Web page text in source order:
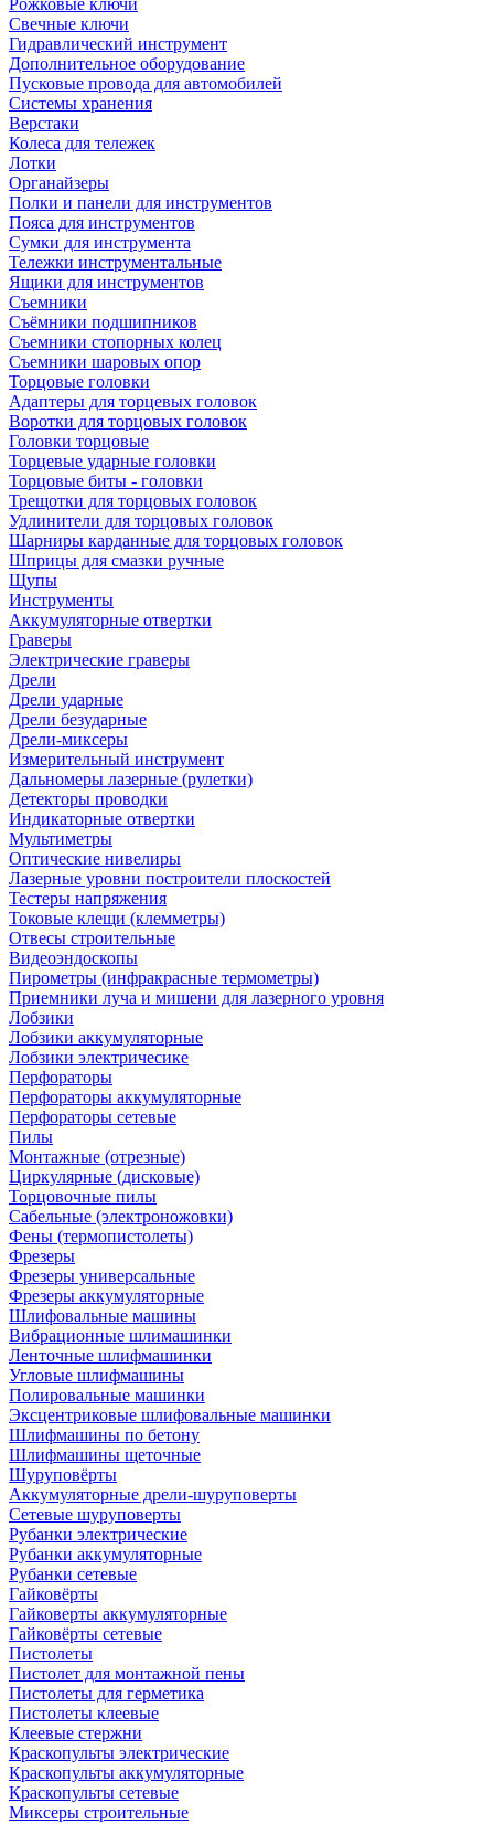
Рожковые ключи
Свечные ключи
Гидравлический инструмент
Дополнительное оборудование
Пусковые провода для автомобилей
Системы хранения
Верстаки
Колеса для тележек
Лотки
Органайзеры
Полки и панели для инструментов
Пояса для инструментов
Сумки для инструмента
Тележки инструментальные
Ящики для инструментов
Съемники
Съёмники подшипников
Съемники стопорных колец
Съемники шаровых опор
Торцовые головки
Адаптеры для торцевых головок
Воротки для торцовых головок
Головки торцовые
Торцевые ударные головки
Торцовые биты - головки
Трещотки для торцовых головок
Удлинители для торцовых головок
Шарниры карданные для торцовых головок
Шприцы для смазки ручные
Щупы
Инструменты
Аккумуляторные отвертки
Граверы
Электрические граверы
Дрели
Дрели ударные
Дрели безударные
Дрели-миксеры
Измерительный инструмент
Дальномеры лазерные (рулетки)
Детекторы проводки
Индикаторные отвертки
Мультиметры
Оптические нивелиры
Лазерные уровни построители плоскостей
Тестеры напряжения
Токовые клещи (клемметры)
Отвесы строительные
Видеоэндоскопы
Пирометры (инфракрасные термометры)
Приемники луча и мишени для лазерного уровня
Лобзики
Лобзики аккумуляторные
Лобзики электричесике
Перфораторы
Перфораторы аккумуляторные
Перфораторы сетевые
Пилы
Монтажные (отрезные)
Циркулярные (дисковые)
Торцовочные пилы
Сабельные (электроножовки)
Фены (термопистолеты)
Фрезеры
Фрезеры универсальные
Фрезеры аккумуляторные
Шлифовальные машины
Вибрационные шлимашинки
Ленточные шлифмашинки
Угловые шлифмашины
Полировальные машинки
Эксцентриковые шлифовальные машинки
Шлифмашины по бетону
Шлифмашины щеточные
Шуруповёрты
Аккумуляторные дрели-шуруповерты
Сетевые шуруповерты
Рубанки электрические
Рубанки аккумуляторные
Рубанки сетевые
Гайковёрты
Гайковерты аккумуляторные
Гайковёрты сетевые
Пистолеты
Пистолет для монтажной пены
Пистолеты для герметика
Пистолеты клеевые
Клеевые стержни
Краскопульты электрические
Краскопульты аккумуляторные
Краскопульты сетевые
Миксеры строительные